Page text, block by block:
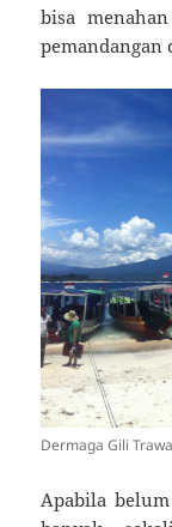
bisa
pemandangan
Dermaga Gili
Apabila